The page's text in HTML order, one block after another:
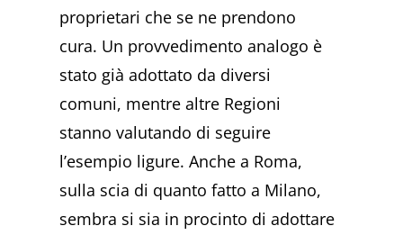
proprietari che se ne prendono
cura. Un provvedimento analogo è
stato già adottato da diversi
comuni, mentre altre Regioni
stanno valutando di seguire
l’esempio ligure. Anche a Roma,
sulla scia di quanto fatto a Milano,
sembra si sia in procinto di adottare